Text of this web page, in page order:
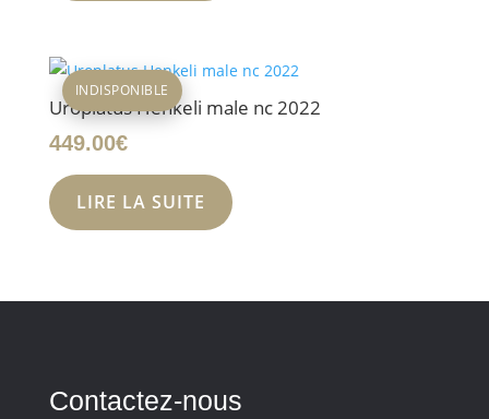
Uroplatus Henkeli male nc 2022
449.00€
INDISPONIBLE
LIRE LA SUITE
Contactez-nous